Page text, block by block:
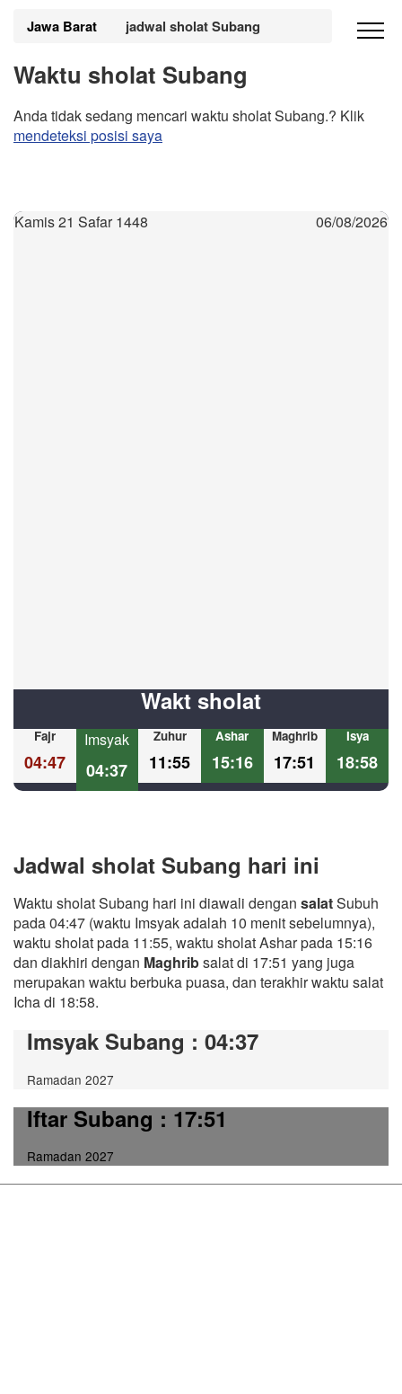
Jawa Barat jadwal sholat Subang
Waktu sholat Subang
Anda tidak sedang mencari waktu sholat Subang.? Klik
mendeteksi posisi saya
Kamis 21 Safar 1448 06/08/2026
Wakt sholat
Fajr
04:47
Imsyak
04:37
Zuhur
11:55
Ashar
15:16
Maghrib
17:51
Isya
18:58
Jadwal sholat Subang hari ini
Waktu sholat Subang hari ini diawali dengan salatSubuh
pada 04:47 (waktu Imsyak adalah 10 menit sebelumnya),
waktu sholat pada 11:55, waktu sholat Ashar pada 15:16
dan diakhiri dengan Maghribsalat di 17:51 yang juga
merupakan waktu berbuka puasa, dan terakhir waktu salat
Icha di 18:58.
Imsyak Subang : 04:37
Ramadan 2027
Iftar Subang: 17:51
Ramadan 2027